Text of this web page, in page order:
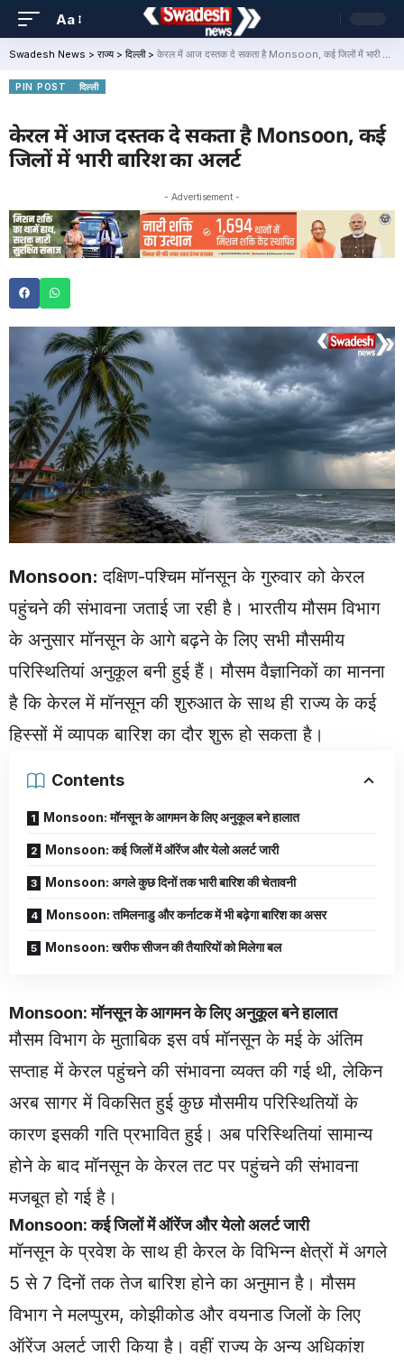
Aa
Swadesh News > राज्य> दिल्ली> केरल में आज दस्तक दे सकता है Monsoon, कई जिलों में भारी बारिश का अलर्ट
PIN POST दिल्ली
केरल में आज दस्तक दे सकता है Monsoon, कई
जिलों में भारी बारिश का अलर्ट
- Advertisement -
Monsoon:दक्षिण-पश्चिम मॉनसून के गुरुवार को केरल
पहुंचने की संभावना जताई जा रही है। भारतीय मौसम विभाग
के अनुसार मॉनसून के आगे बढ़ने के लिए सभी मौसमीय
परिस्थितियां अनुकूल बनी हुई हैं। मौसम वैज्ञानिकों का मानना
है कि केरल में मॉनसून की शुरुआत के साथ ही राज्य के कई
हिस्सों में व्यापक बारिश का दौर शुरू हो सकता है।
Contents
Monsoon: मॉनसून के आगमन के लिए अनुकूल बने हालात
Monsoon: कई जिलों में ऑरेंज और येलो अलर्ट जारी
Monsoon: अगले कुछ दिनों तक भारी बारिश की चेतावनी
Monsoon: तमिलनाडु और कर्नाटक में भी बढ़ेगा बारिश का असर
Monsoon: खरीफ सीजन की तैयारियों को मिलेगा बल
Monsoon: मॉनसून के आगमन के लिए अनुकूल बने हालात
मौसम विभाग के मुताबिक इस वर्ष मॉनसून के मई के अंतिम
सप्ताह में केरल पहुंचने की संभावना व्यक्त की गई थी, लेकिन
अरब सागर में विकसित हुई कुछ मौसमीय परिस्थितियों के
कारण इसकी गति प्रभावित हुई। अब परिस्थितियां सामान्य
होने के बाद मॉनसून के केरल तट पर पहुंचने की संभावना
मजबूत हो गई है।
Monsoon: कई जिलों में ऑरेंज और येलो अलर्ट जारी
मॉनसून के प्रवेश के साथ ही केरल के विभिन्न क्षेत्रों में अगले
5 से 7 दिनों तक तेज बारिश होने का अनुमान है। मौसम
विभाग ने मलप्पुरम, कोझीकोड और वयनाड जिलों के लिए
ऑरेंज अलर्ट जारी किया है। वहीं राज्य के अन्य अधिकांश